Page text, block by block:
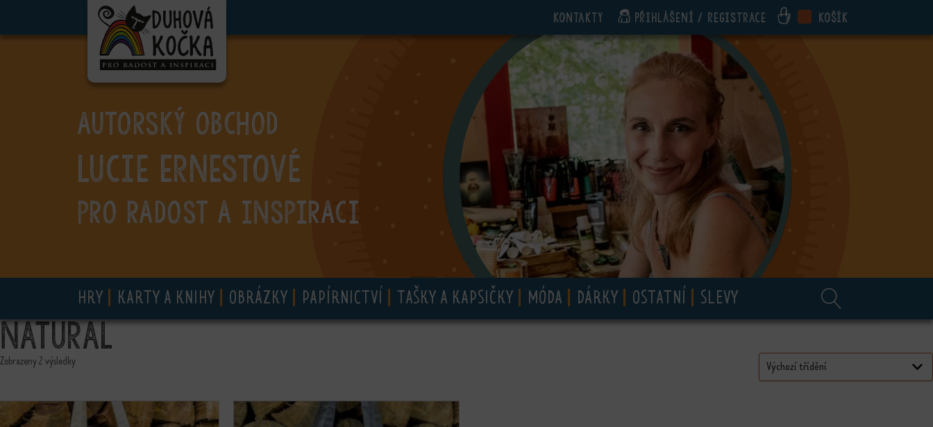
Kontakty Přihlášení / registrace Košík
AUTORSKÝ OBCHOD
Lucie Ernestové
PRO RADOST A INSPIRACI
HRY KARTY A KNIHY OBRÁZKY PAPÍRNICTVÍ TAŠKY A KAPSIČKY MÓDA DÁRKY OSTATNÍ SLEVY
Natural
Zobrazeny 2 výsledky
produkt má více variant. Možnosti lze vybrat na stránce produktuTento produkt má více variant. Možnosti lze vybrat na stránce produktu